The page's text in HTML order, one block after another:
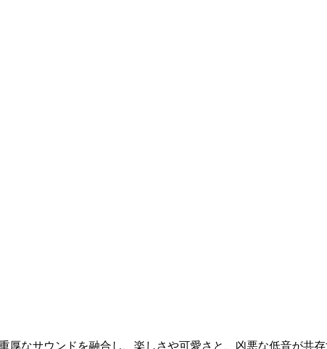
厚なサウンドを融合し、楽しさや可愛さと、凶悪な低音が共